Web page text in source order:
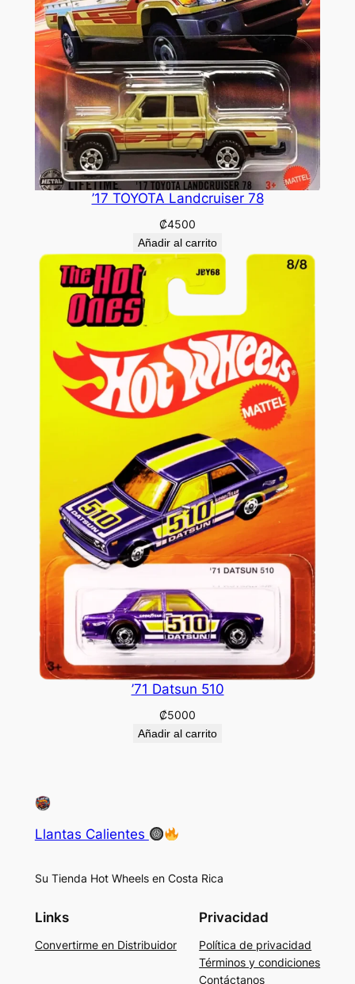
’17 TOYOTA Landcruiser 78
₡4500
Añadir al carrito
’71 Datsun 510
₡5000
Añadir al carrito
Llantas Calientes
Su Tienda Hot Wheels en Costa Rica
Links
Convertirme en Distribuidor
Privacidad
Política de privacidad
Términos y condiciones
Contáctanos